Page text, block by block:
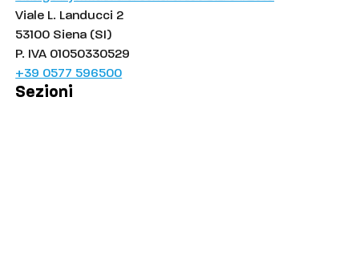
Viale L. Landucci 2
53100 Siena (SI)
P. IVA 01050330529
+39 0577 596500
Sezioni